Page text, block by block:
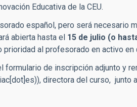
Educativa de la CEU.
español, pero será necesario
abierta hasta el 15 de julio (o
prioridad al profesorado en activo
formulario de inscripción adjunto y
), directora del curso, junto